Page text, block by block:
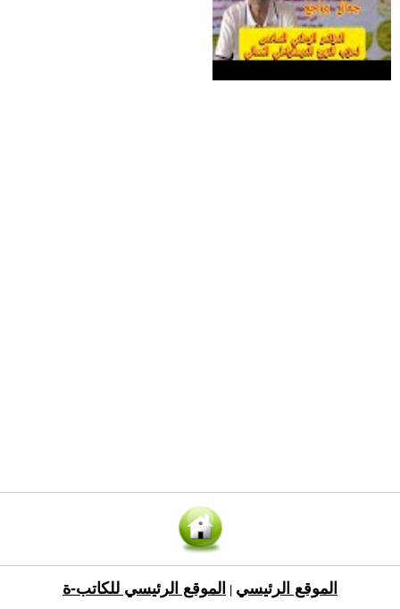
الموقع الرئيسي الموقع الرئيسي للكاتب-ة